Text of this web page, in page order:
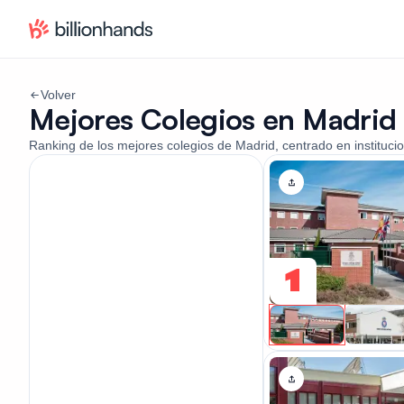
Volver
Mejores Colegios en Madrid
Ranking de los mejores colegios de Madrid, centrado en
1